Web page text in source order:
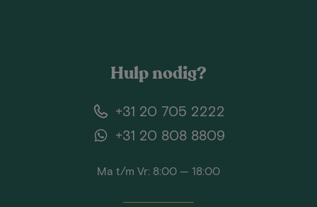
Hulp nodig?
+31 20 705 2222
+31 20 808 8809
Ma t/m Vr: 8:00 — 18:00